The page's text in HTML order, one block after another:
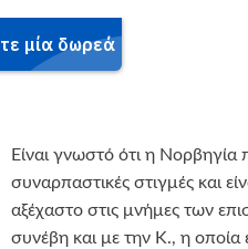
Είναι γνωστό ότι η Νορβηγία
συναρπαστικές στιγμές και
αξέχαστο στις μνήμες των
συνέβη και με την Κ., η οποία